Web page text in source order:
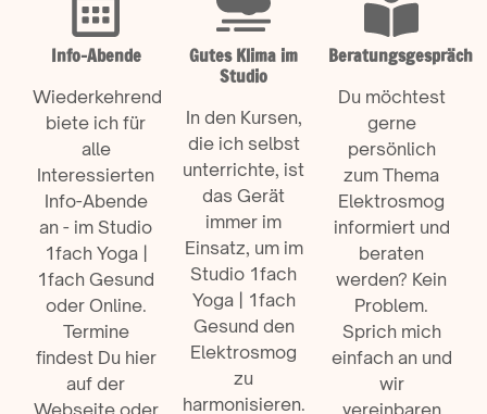
Info-Abende
Wiederkehrend
biete ich für
alle
Interessierten
Info-Abende
an - im Studio
1fach Yoga |
1fach Gesund
oder Online.
Termine
findest Du hier
auf der
Gutes Klima im
Studio
In den Kursen,
die ich selbst
unterrichte, ist
das Gerät
immer im
Einsatz, um im
Studio 1fach
Yoga | 1fach
Gesund den
Elektrosmog
zu
harmonisieren.
Beratungsgespräch
Du möchtest
gerne
persönlich
zum Thema
Elektrosmog
informiert und
beraten
werden? Kein
Problem.
Sprich mich
einfach an und
wir